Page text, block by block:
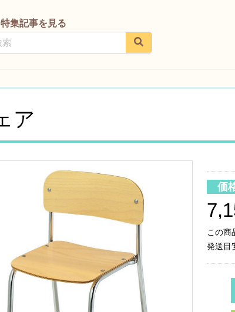
特集記事を見る
ア
価
この商
発送目